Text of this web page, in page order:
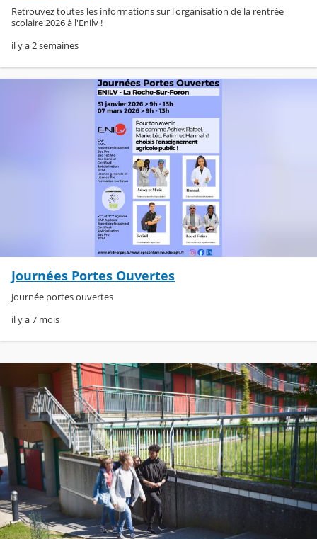
Retrouvez toutes les informations sur l'organisation de la rentrée
scolaire 2026 à l'Enilv !
il y a 2 semaines
Journées Portes Ouvertes
Journée portes ouvertes
il y a 7 mois